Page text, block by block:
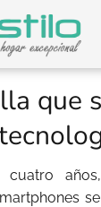
que
cuatro